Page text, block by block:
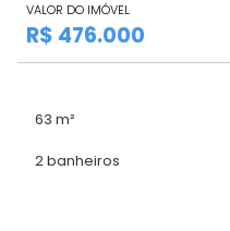
VALOR DO IMÓVEL
R$ 476.000
63 m²
2 banheiros